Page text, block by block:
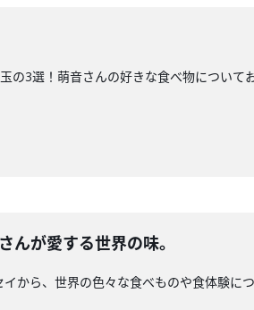
3選！萌音さんの好きな食べ物について
んが愛する世界の味。
から、世界の色々な食べものや食体験に